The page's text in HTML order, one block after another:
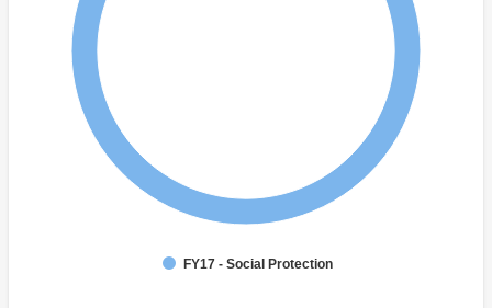
FY17 - Social Protection